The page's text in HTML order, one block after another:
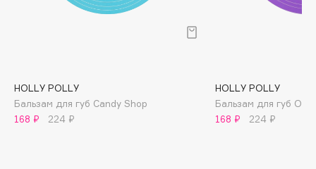
Banderas
Basicare
HOLLY POLLY
Бальзам для губ Candy Shop
168 ₽
224 ₽
HOLLY POLLY
Бальзам для губ
168 ₽
224 ₽